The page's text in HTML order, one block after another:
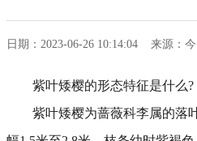
日期：2023-06-26 10:14:04 来源：
紫叶矮樱的形态特征是什么?
紫叶矮樱为蔷薇科李属的落